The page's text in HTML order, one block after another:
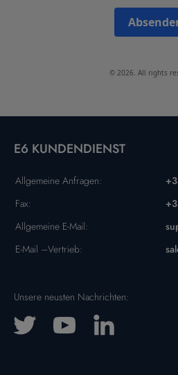
© 2026. All rights
E6 KUNDENDIENST
Allgemeine Anfragen:
Fax:
Allgemeine E-Mail:
E-Mail –Vertrieb:
Unsere neusten Nachrichten: